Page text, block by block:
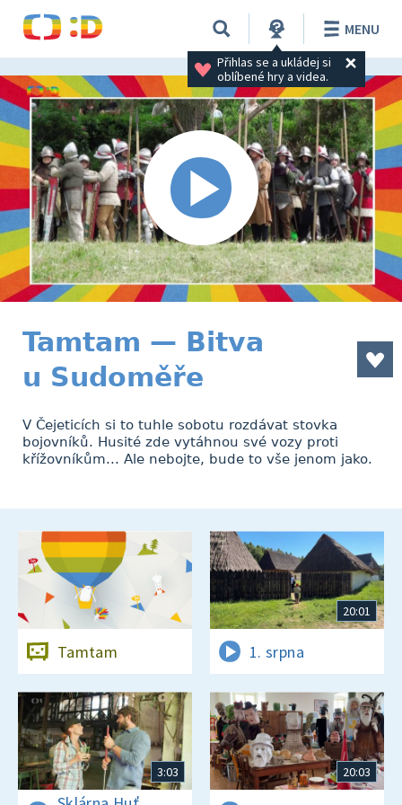
Přihlas se a ukládej si
oblíbené hry a videa.
MENU
Tamtam — Bitva
u Sudoměře
V Čejeticích si to tuhle sobotu rozdávat stovka
bojovníků. Husité zde vytáhnou své vozy proti
křížovníkům... Ale nebojte, bude to vše jenom jako.
Tamtam
20:01
1. srpna
3:03 20:03